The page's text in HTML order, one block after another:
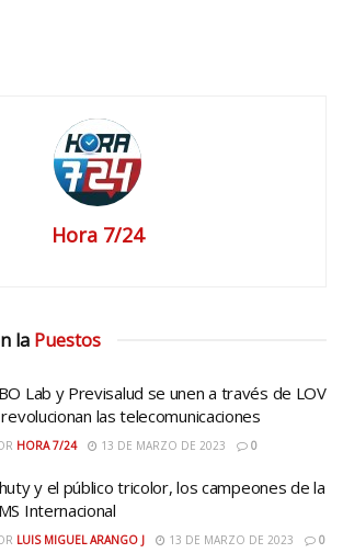
Hora 7/24
la Puestos
Lab y Previsalud se unen a través de LOV
las telecomunicaciones
HORA 7/24 13 DE MARZO DE 2023 0
y el público tricolor, los campeones de la
Internacional
LUIS MIGUEL ARANGO J 13 DE MARZO DE 2023 0